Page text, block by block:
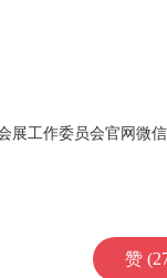
展工作委员会官网微
赞